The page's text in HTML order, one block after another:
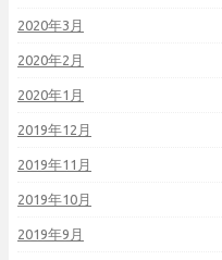
2020年3月
2020年2月
2020年1月
2019年12月
2019年11月
2019年10月
2019年9月